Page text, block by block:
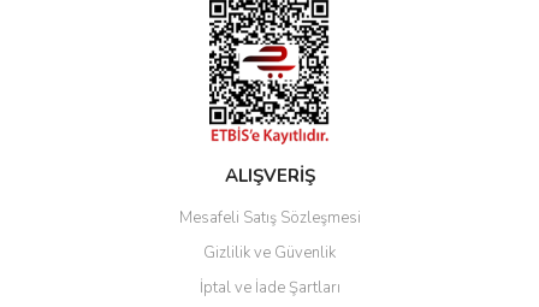
ALIŞVERİŞ
Mesafeli Satış Sözleşmesi
Gizlilik ve Güvenlik
İptal ve İade Şartları